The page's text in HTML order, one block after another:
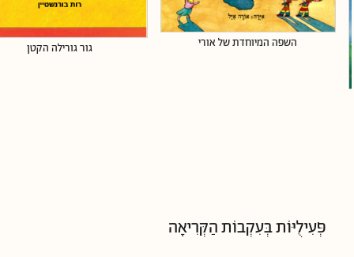
השפה המיוחדת של אורי גור גורילה הקטן
פְּעִילֻיּוֹת בְּעִקְבוֹת הַקְּרִיאָה